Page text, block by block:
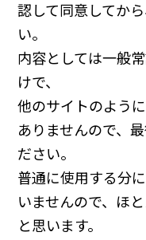
認して同意してか
い。
内容としては一般
けで、
他のサイトのよう
ありませんので、
ださい。
普通に使用する分
いませんので、ほ
と思います。